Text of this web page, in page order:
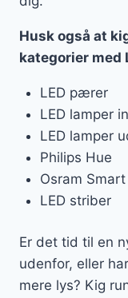
Husk også at
kategorier med
LED pærer
LED lamper
LED lamper
Philips Hue
Osram
LED striber
Er det tid til en
udenfor, eller
mere lys? Kig